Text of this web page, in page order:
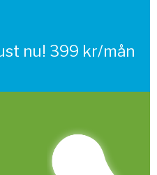
nu! 399 kr/mån